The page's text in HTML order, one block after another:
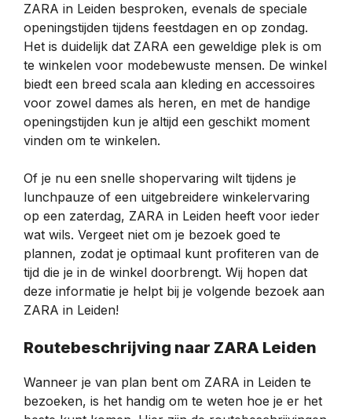
ZARA in Leiden besproken, evenals de speciale
openingstijden tijdens feestdagen en op zondag.
Het is duidelijk dat ZARA een geweldige plek is om
te winkelen voor modebewuste mensen. De winkel
biedt een breed scala aan kleding en accessoires
voor zowel dames als heren, en met de handige
openingstijden kun je altijd een geschikt moment
vinden om te winkelen.
Of je nu een snelle shopervaring wilt tijdens je
lunchpauze of een uitgebreidere winkelervaring
op een zaterdag, ZARA in Leiden heeft voor ieder
wat wils. Vergeet niet om je bezoek goed te
plannen, zodat je optimaal kunt profiteren van de
tijd die je in de winkel doorbrengt. Wij hopen dat
deze informatie je helpt bij je volgende bezoek aan
ZARA in Leiden!
Routebeschrijving naar ZARA Leiden
Wanneer je van plan bent om ZARA in Leiden te
bezoeken, is het handig om te weten hoe je er het